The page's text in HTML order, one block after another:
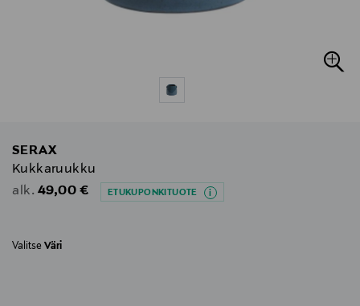
SERAX
Kukkaruukku
alk. Original Price
49,00 € ETUKUPONKITUOTE
Valitse Väri